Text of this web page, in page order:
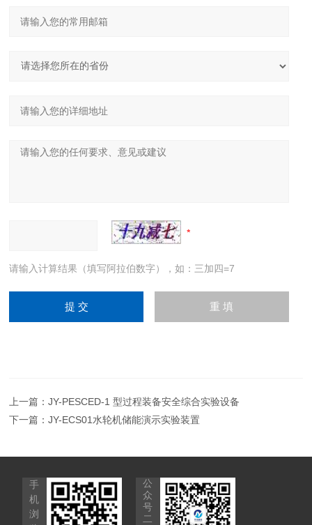
请输入计算结果（填写阿拉伯数字），如：三加四=7
上一篇：JY-PESCED-1 型过程装备安全综合实验设备
下一篇：JY-ECS01水轮机储能演示实验装置
手
机
浏
公
众
号
二